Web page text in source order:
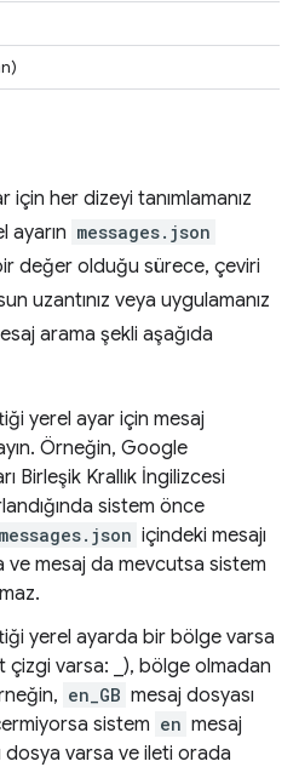
her dizeyi tanımlamanız
ayarın messages.json
değer olduğu sürece, çeviri
uzantınız veya uygulamanız
arama şekli aşağıda
yerel ayar için mesaj
Örneğin, Google
Birleşik Krallık İngilizcesi
sistem önce
içindeki mesajı
ve mesaj da mevcutsa sistem
yerel ayarda bir bölge varsa
çizgi varsa: _), bölge olmadan
en_GB mesaj dosyası
sistem en mesaj
dosya varsa ve ileti orada